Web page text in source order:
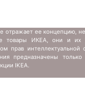
отражает ее концепцию, не
товары ИКЕА, они и их
прав интеллектуальной
предназначены только
IKEA.